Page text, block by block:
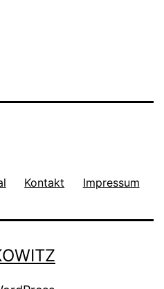
Kontakt Impressum